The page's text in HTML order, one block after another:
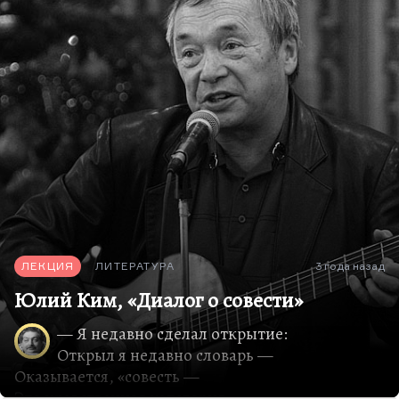
ЛЕКЦИЯ ЛИТЕРАТУРА 3 года назад
Юлий Ким, «Диалог о совести»
— Я недавно сделал открытие:
Открыл я недавно словарь —
Оказывается, «совесть —